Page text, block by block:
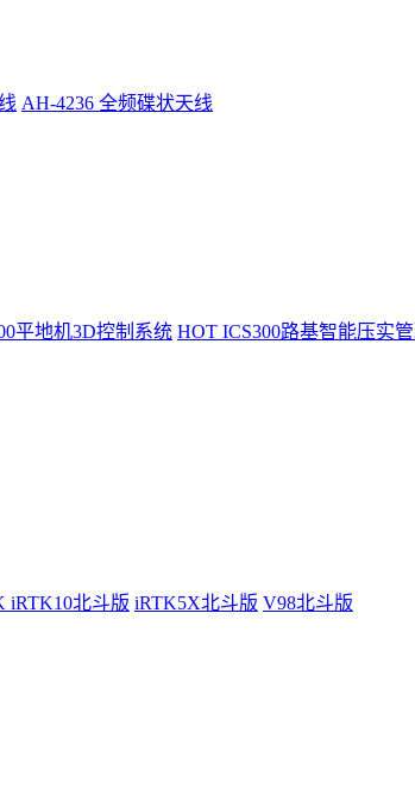
AH-4236 全频碟状天线
平地机3D控制系统 HOT ICS300路基智能压实
iRTK10北斗版 iRTK5X北斗版 V98北斗版